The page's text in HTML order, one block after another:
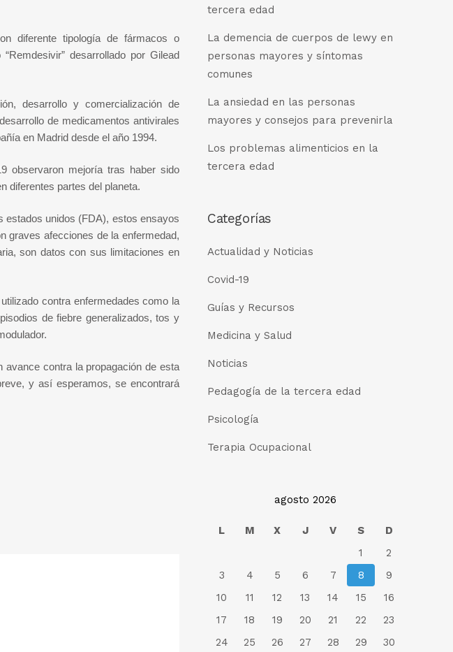
diferente tipología de fármacos o
desarrollado por Gilead
desarrollo y comercialización de
de medicamentos antivirales
en Madrid desde el año 1994.
observaron mejoría tras haber sido
diferentes partes del planeta.
estados unidos (FDA), estos ensayos
graves afecciones de la enfermedad,
son datos con sus limitaciones en
contra enfermedades como la
de fiebre generalizados, tos y
contra la propagación de esta
y así esperamos, se encontrará
tercera edad
La demencia de cuerpos de lewy en
personas mayores y síntomas
comunes
La ansiedad en las personas
mayores y consejos para prevenirla
Los problemas alimenticios en la
tercera edad
Categorías
Actualidad y Noticias
Covid-19
Guías y Recursos
Medicina y Salud
Noticias
Pedagogía de la tercera edad
Psicología
Terapia Ocupacional
agosto 2026
L M X J V S
D
1
2
3
4 5 6 7 8
9
10
11 12 13 14 15
16
17
18 19 20 21 22
23
24
25 26 27 28 29
30